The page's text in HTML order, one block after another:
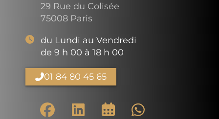
29 Rue du Colisée
75008 Paris
du Lundi au Vendredi
de 9 h 00 à 18 h 00
01 84 80 45 65